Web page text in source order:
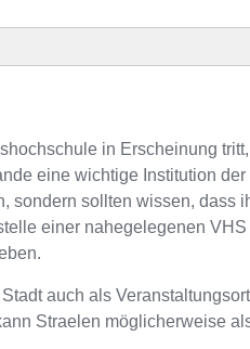
an der VHS
in Erscheinung
eine wichtige Institution
sondern sollten wissen, dass
einer nahegelegenen
auch als
Straelen möglicherweise